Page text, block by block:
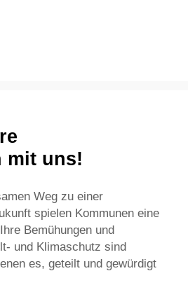
mit uns!
Weg zu einer
spielen Kommunen eine
Bemühungen und
und Klimaschutz sind
es, geteilt und gewürdigt